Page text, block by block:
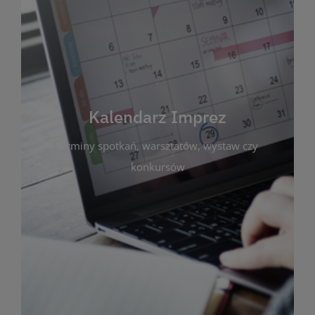
Kalendarz Imprez
terminy spotkań, warsztatów, wystaw czy
konkursów
Kalendarz Imprez
Zakładka ta gromadzi wszystkie planowane
wydarzenia kulturalne i edukacyjne organizowane
przez bibliotekę. Możesz tu sprawdzić terminy
spotkań, warsztatów, wystaw czy konkursów.
Dzięki przejrzystemu kalendarzowi łatwo
zaplanujesz udział w interesujących Cię
wydarzeniach. Aktualizujemy harmonogram na
bieżąco, by zawsze był zgodny z planem pracy
biblioteki. Zapraszamy do śledzenia i uczestnictwa
w życiu kulturalnym miasta!
WIĘCEJ